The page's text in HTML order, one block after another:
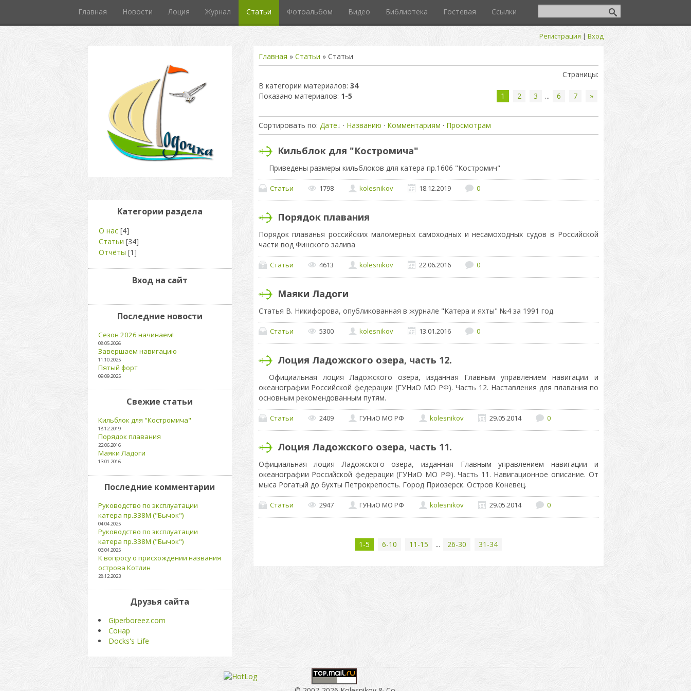
Главная Новости Лоция Журнал Статьи Фотоальбом Видео Библиотека Гостевая Ссылки
Регистрация | Вход
Главная » Статьи » Статьи
В категории материалов: 34
Показано материалов: 1-5
Страницы:
1 2 3 ... 6 7 »
Сортировать по: Дате · Названию · Комментариям · Просмотрам
Кильблок для "Костромича"
Приведены размеры кильблоков для катера пр.1606 "Костромич"
Статьи 1798 kolesnikov 18.12.2019 0
Порядок плавания
Порядок плаванья российских маломерных самоходных и несамоходных судов в Российской
части вод Финского залива
Статьи 4613 kolesnikov 22.06.2016 0
Маяки Ладоги
Статья В. Никифорова, опубликованная в журнале "Катера и яхты" №4 за 1991 год.
Статьи 5300 kolesnikov 13.01.2016 0
Лоция Ладожского озера, часть 12.
Официальная лоция Ладожского озера, изданная Главным управлением навигации и
океанографии Российской федерации (ГУНиО МО РФ). Часть 12. Наставления для плавания по
основным рекомендованным путям.
Статьи 2409 ГУНиО МО РФ kolesnikov 29.05.2014 0
Лоция Ладожского озера, часть 11.
Официальная лоция Ладожского озера, изданная Главным управлением навигации и
океанографии Российской федерации (ГУНиО МО РФ). Часть 11. Навигационное описание. От
мыса Рогатый до бухты Петрокрепость. Город Приозерск. Остров Коневец.
Статьи 2947 ГУНиО МО РФ kolesnikov 29.05.2014 0
1-5 6-10 11-15 ... 26-30 31-34
Категории раздела
О нас [4]
Статьи [34]
Отчёты [1]
Вход на сайт
Последние новости
Сезон 2026 начинаем!
08.05.2026
Завершаем навигацию
11.10.2025
Пятый форт
09.09.2025
Свежие статьи
Кильблок для "Костромича"
18.12.2019
Порядок плавания
22.06.2016
Маяки Ладоги
13.01.2016
Последние комментарии
Руководство по эксплуатации
катера пр.338М ("Бычок")
04.04.2025
Руководство по эксплуатации
катера пр.338М ("Бычок")
03.04.2025
К вопросу о присхождении названия
острова Котлин
28.12.2023
Друзья сайта
Giperboreez.com
Сонар
Docks's Life